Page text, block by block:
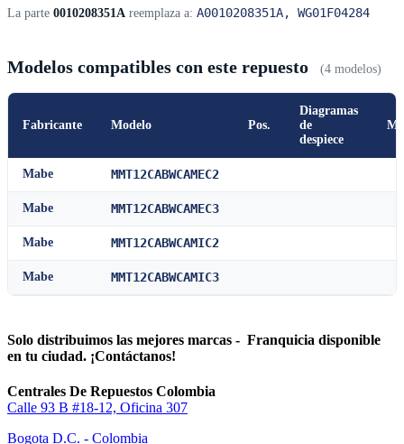
La parte 0010208351A reemplaza a: A0010208351A, WG01F04284
Modelos compatibles con este repuesto (4 modelos)
Fabricante Modelo Pos.
Diagramas
de
despiece
Mabe MMT12CABWCAMEC2
Mabe MMT12CABWCAMEC3
Mabe MMT12CABWCAMIC2
Mabe MMT12CABWCAMIC3
Solo distribuimos las mejores marcas - Franquicia disponible
en tu ciudad. ¡Contáctanos!
Centrales De Repuestos Colombia
Calle 93 B #18-12, Oficina 307
Bogota D.C. - Colombia